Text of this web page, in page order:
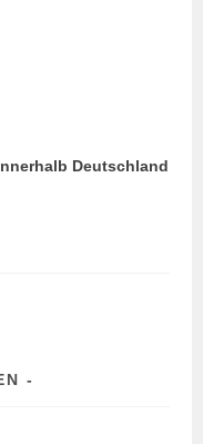
Deutschland